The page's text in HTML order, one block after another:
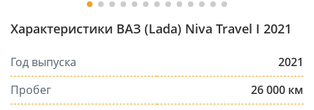
Характеристики ВАЗ (Lada) Niva Travel I 2021
Год выпуска
2021
Пробег
26 000 км